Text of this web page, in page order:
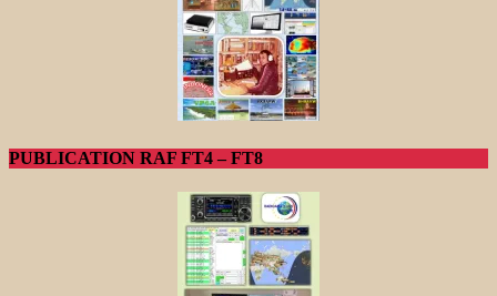
PUBLICATION RAF FT4 – FT8